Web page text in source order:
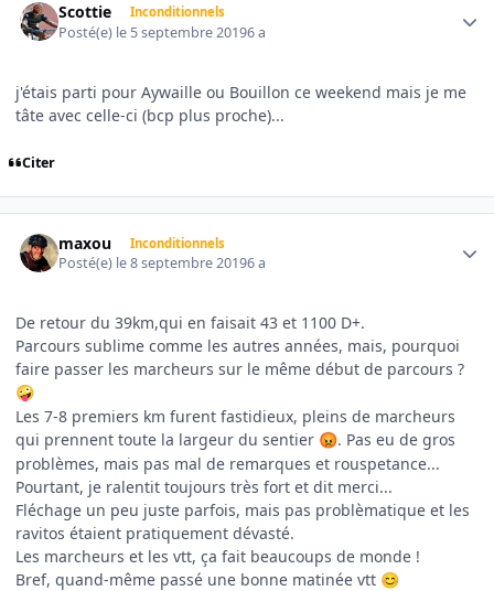
Scottie Inconditionnels
Posté(e) le 5 septembre 20196 a
j'étais parti pour Aywaille ou Bouillon ce weekend mais je me
tâte avec celle-ci (bcp plus proche)...
Citer
maxou Inconditionnels
Posté(e) le 8 septembre 20196 a
De retour du 39km,qui en faisait 43 et 1100 D+.
Parcours sublime comme les autres années, mais, pourquoi
faire passer les marcheurs sur le même début de parcours ?
🤪
Les 7-8 premiers km furent fastidieux, pleins de marcheurs
qui prennent toute la largeur du sentier 😡. Pas eu de gros
problèmes, mais pas mal de remarques et rouspetance...
Pourtant, je ralentit toujours très fort et dit merci...
Fléchage un peu juste parfois, mais pas problèmatique et les
ravitos étaient pratiquement dévasté.
Les marcheurs et les vtt, ça fait beaucoups de monde !
Bref, quand-même passé une bonne matinée vtt 😊